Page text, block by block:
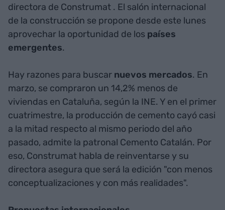
directora de Construmat . El salón internacional
de la construcción se propone desde este lunes
aprovechar la oportunidad de los países
emergentes.
Hay razones para buscar nuevos mercados. En
marzo, se compraron un 14,2% menos de
viviendas en Cataluña, según la INE. Y en el primer
cuatrimestre, la producción de cemento cayó casi
a la mitad respecto al mismo periodo del año
pasado, admite la patronal Cemento Catalán. Por
eso, Construmat habla de reinventarse y su
directora asegura que será la edición "con menos
conceptualizaciones y con más realidades".